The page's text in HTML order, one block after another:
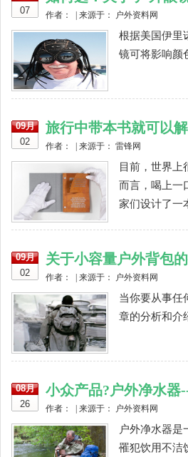
07
作者： | 来源于： 户外资料网
根据美国伊里
镜可将影响颜
09月
02
旅行中带本书就可以
作者： | 来源于： 雷锋网
目前，世界
而言，喝上一
家们设计了一
09月
02
关于小容量户外背包
作者： | 来源于： 户外资料网
当你要从事任
章的分析和介
08月
26
小众产品?户外净水器
作者： | 来源于： 户外资料网
户外净水器
罹犯饮用不洁